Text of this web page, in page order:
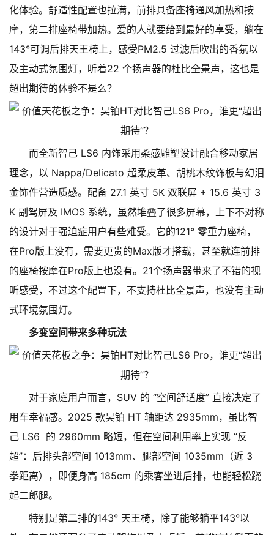
化体验。舒适性配置也拉满，前排具备座椅通风加热和按
摩，第二排座椅带加热。爱的人就要给到最好的享受，躺在
143°可调后排天王椅上，感受PM2.5 过滤后吹出的香氛以
及主动式氛围灯，听着22 个扬声器的杜比全景声，这也是
超出期待的体验不是么？
而全新智己 LS6 内饰采用柔感雕塑设计融合移动家居
理念，以 Nappa/Delicato 超柔皮革、胡桃木纹饰板与幻泪
金饰件营造质感。配备 27.1 英寸 5K 双联屏 + 15.6 英寸 3
K 副驾屏及 IMOS 系统，虽然堆叠了很多屏幕，上下不对称
的设计对于强迫症用户有些难受。它的121° 零重力座椅，
在Pro版上没有，需要更贵的Max版才搭载，甚至就连前排
的座椅按摩在Pro版上也没有。21个扬声器带来了不错的视
听感受，不过这个配置下，不支持杜比全景声，也没有主动
式环境氛围灯。
多变空间带来多种玩法
对于家庭用户而言，SUV 的 “空间舒适度” 直接决定了
用车幸福感。2025 款昊铂 HT 轴距达 2935mm，虽比智
己 LS6 的 2960mm 略短，但在空间利用率上实现 “反
超”：后排头部空间 1013mm、腿部空间 1035mm（近 3
拳距离），即便身高 185cm 的乘客坐进后排，也能轻松跷
起二郎腿。
特别是第二排的143° 天王椅，除了能够躺平143°以